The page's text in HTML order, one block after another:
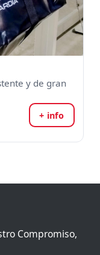
y de gran
+ info
Compromiso,